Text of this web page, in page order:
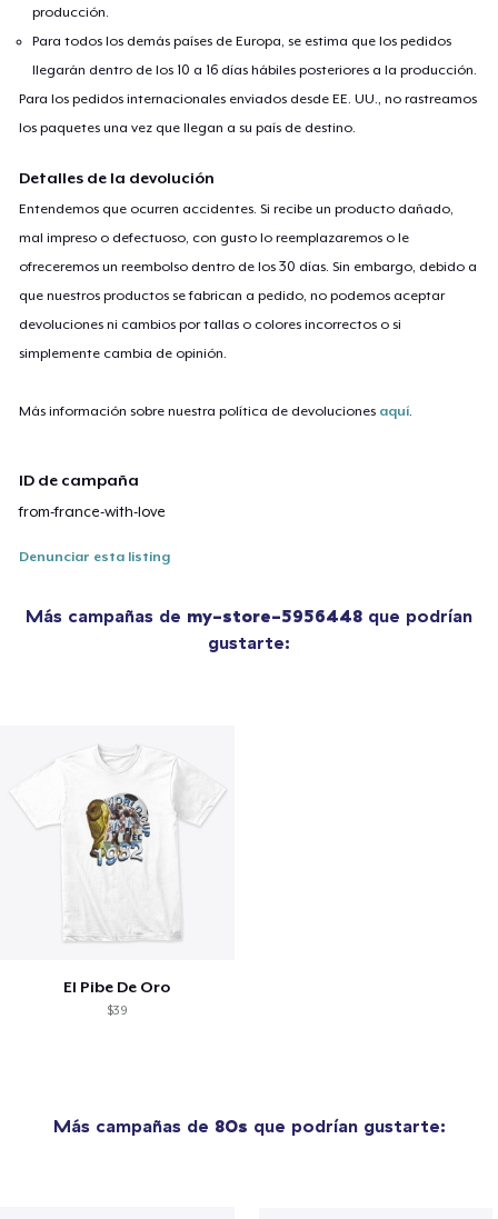
producción.
Para todos los demás países de Europa, se estima que los pedidos
llegarán dentro de los 10 a 16 días hábiles posteriores a la producción.
Para los pedidos internacionales enviados desde EE. UU., no rastreamos
los paquetes una vez que llegan a su país de destino.
Detalles de la devolución
Entendemos que ocurren accidentes. Si recibe un producto dañado,
mal impreso o defectuoso, con gusto lo reemplazaremos o le
ofreceremos un reembolso dentro de los 30 días. Sin embargo, debido a
que nuestros productos se fabrican a pedido, no podemos aceptar
devoluciones ni cambios por tallas o colores incorrectos o si
simplemente cambia de opinión.
Más información sobre nuestra política de devoluciones aquí.
ID de campaña
from-france-with-love
Denunciar esta listing
Más campañas de my-store-5956448 que podrían
gustarte:
El Pibe De Oro
$39
Más campañas de 80s que podrían gustarte: